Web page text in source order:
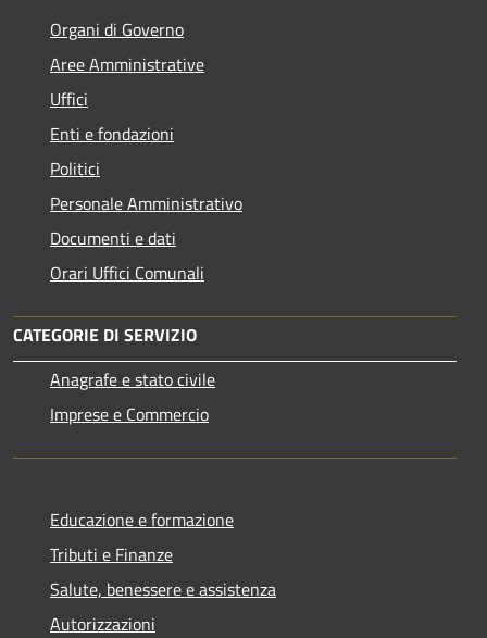
Organi di Governo
Aree Amministrative
Uffici
Enti e fondazioni
Politici
Personale Amministrativo
Documenti e dati
Orari Uffici Comunali
CATEGORIE DI SERVIZIO
Anagrafe e stato civile
Imprese e Commercio
Educazione e formazione
Tributi e Finanze
Salute, benessere e assistenza
Autorizzazioni